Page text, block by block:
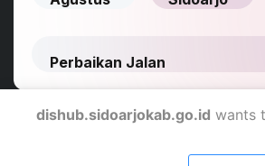
dishub.sidoarjokab.go.id wants